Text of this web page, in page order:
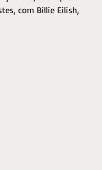
com Billie Eilish,